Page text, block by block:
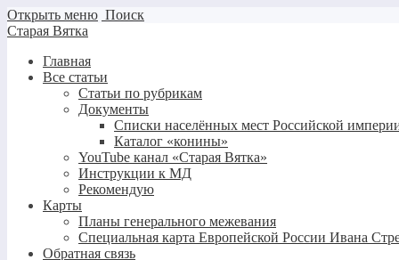
Открыть меню Поиск
Старая Вятка
Главная
Все статьи
Статьи по рубрикам
Документы
Списки населённых мест Российской
Каталог «конины»
YouTube канал «Старая Вятка»
Инструкции к МД
Рекомендую
Карты
Планы генерального межевания
Специальная карта Европейской России Ивана
Обратная связь